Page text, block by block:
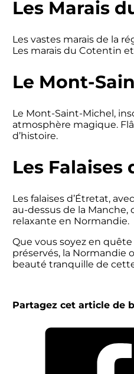
Les Marais
Les vastes marais de la
Les marais du Cotentin
Le Mont-
Le Mont-Saint-Michel,
atmosphère magique.
d’histoire.
Les Falaises
Les falaises d’Étretat,
au-dessus de la
relaxante en Normandie.
Que vous soyez en
préservés, la Normandie
beauté tranquille de
Partagez cet article de